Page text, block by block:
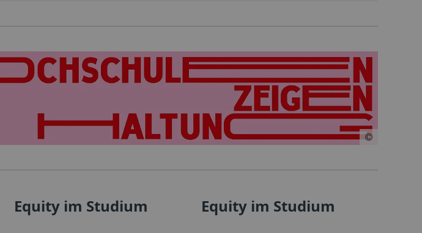
Equity im Studium Equity im Studium